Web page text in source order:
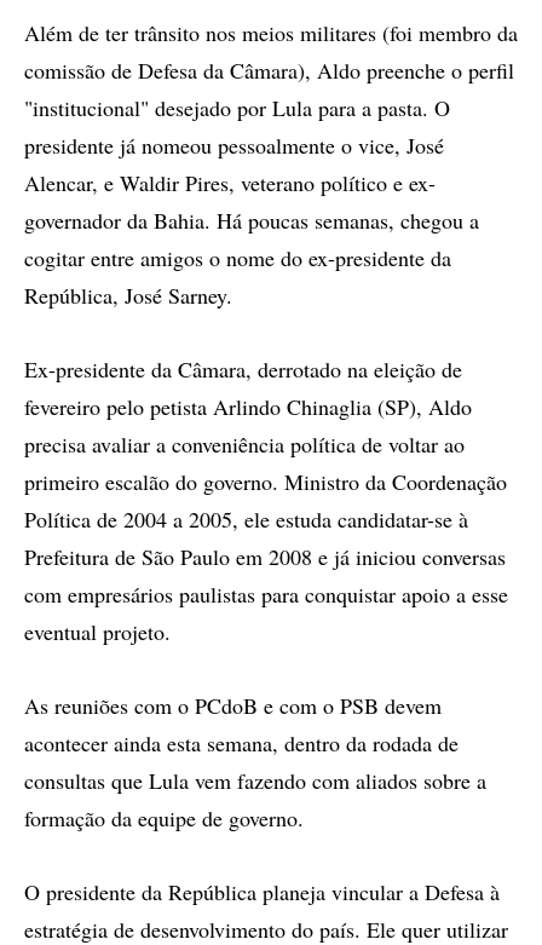
Além de ter trânsito nos meios militares (foi membro da
comissão de Defesa da Câmara), Aldo preenche o perfil
"institucional" desejado por Lula para a pasta. O
presidente já nomeou pessoalmente o vice, José
Alencar, e Waldir Pires, veterano político e ex-
governador da Bahia. Há poucas semanas, chegou a
cogitar entre amigos o nome do ex-presidente da
República, José Sarney.
Ex-presidente da Câmara, derrotado na eleição de
fevereiro pelo petista Arlindo Chinaglia (SP), Aldo
precisa avaliar a conveniência política de voltar ao
primeiro escalão do governo. Ministro da Coordenação
Política de 2004 a 2005, ele estuda candidatar-se à
Prefeitura de São Paulo em 2008 e já iniciou conversas
com empresários paulistas para conquistar apoio a esse
eventual projeto.
As reuniões com o PCdoB e com o PSB devem
acontecer ainda esta semana, dentro da rodada de
consultas que Lula vem fazendo com aliados sobre a
formação da equipe de governo.
O presidente da República planeja vincular a Defesa à
estratégia de desenvolvimento do país. Ele quer utilizar